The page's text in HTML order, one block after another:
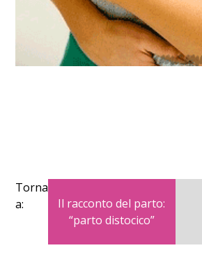
Torna
a:
Il racconto del parto:
“parto distocico”